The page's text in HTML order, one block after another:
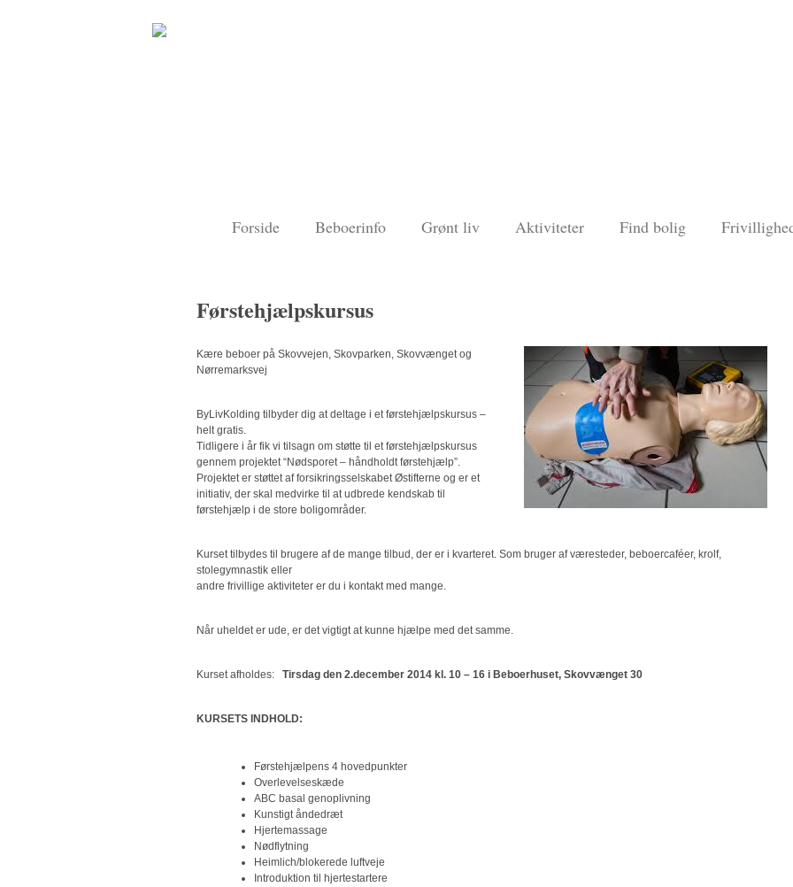
Forside Beboerinfo Grønt liv Aktiviteter Find bolig
Førstehjælpskursus
Kære beboer på Skovvejen, Skovparken, Skovvænget og
Nørremarksvej
ByLivKolding tilbyder dig at deltage i et førstehjælpskursus –
helt gratis.
Tidligere i år fik vi tilsagn om støtte til et førstehjælpskursus
gennem projektet “Nødsporet – håndholdt førstehjælp”.
Projektet er støttet af forsikringsselskabet Østifterne og er et
initiativ, der skal medvirke til at udbrede kendskab til
førstehjælp i de store boligområder.
Kurset tilbydes til brugere af de mange tilbud, der er i kvarteret. Som bruger af væresteder, beboercaféer, krolf,
stolegymnastik eller
andre frivillige aktiviteter er du i kontakt med mange.
Når uheldet er ude, er det vigtigt at kunne hjælpe med det samme.
Kurset afholdes: Tirsdag den 2.december 2014 kl. 10 – 16 i Beboerhuset, Skovvænget 30
KURSETS INDHOLD:
Førstehjælpens 4 hovedpunkter
Overlevelseskæde
ABC basal genoplivning
Kunstigt åndedræt
Hjertemassage
Nødflytning
Heimlich/blokerede luftveje
Introduktion til hjertestartere